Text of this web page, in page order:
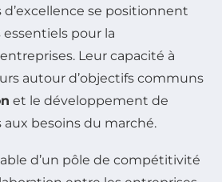
se positionnent
pour la
Leur capacité à
autour d’objectifs communs
et le développement de
besoins du marché.
d’un pôle de compétitivité